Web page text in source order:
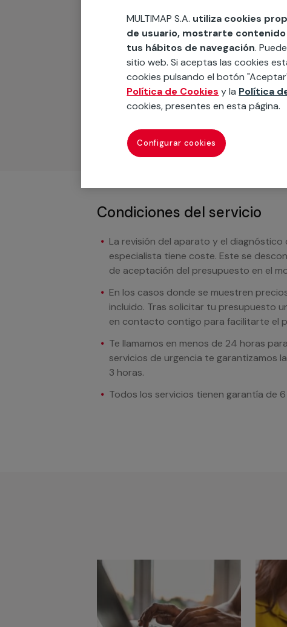
Recuerda que en
Podemos ofrecer cualquier servicio a
materiales, equipamientos,
cuando te llamemos.
Condiciones del servicio
La revisión del aparato y el
especialista tiene coste. Este se
de aceptación del presupuesto en el
En los casos donde se muestren
incluido. Tras solicitar tu presupuesto
en contacto contigo para facilitarte el
Te llamamos en menos de 24 horas
servicios de urgencia te garantizamos
3 horas.
Todos los servicios tienen garantía de 6
MULTIMAP S.A. utiliza cookies
de usuario, mostrarte
tus hábitos de navegación.
sitio web. Si aceptas las cookies
cookies pulsando el botón
Política de Cookies y la Política
cookies, presentes en esta página.
Configurar cookies